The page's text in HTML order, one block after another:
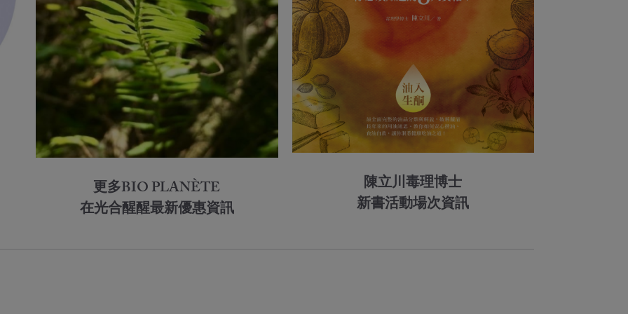
更多BIO PLANÈTE
在光合醒醒最新優惠資訊
陳立川毒理博士
新書活動場次資訊